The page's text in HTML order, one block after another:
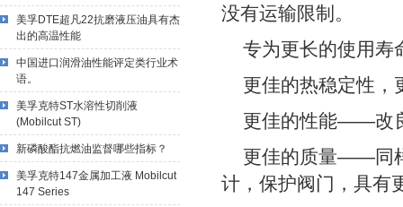
美孚DTE超凡22抗磨液压油具有杰
出的高温性能
中国进口润滑油性能评定类行业术
语。
美孚克特ST水溶性切削液
(Mobilcut ST)
新磷酸酯抗燃油监督哪些指标？
美孚克特147金属加工液 Mobilcut
147 Series
没有运输限制。
专为更长的使用寿
更佳的热稳定性，
更佳的性能——改
更佳的质量——同样
计，保护阀门，具有